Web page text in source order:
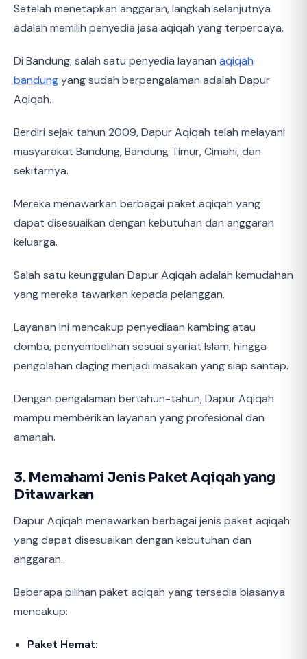
Setelah menetapkan anggaran, langkah selanjutnya
adalah memilih penyedia jasa aqiqah yang terpercaya.
Di Bandung, salah satu penyedia layanan aqiqah
bandungyang sudah berpengalaman adalah Dapur
Aqiqah.
Berdiri sejak tahun 2009, Dapur Aqiqah telah melayani
masyarakat Bandung, Bandung Timur, Cimahi, dan
sekitarnya.
Mereka menawarkan berbagai paket aqiqah yang
dapat disesuaikan dengan kebutuhan dan anggaran
keluarga.
Salah satu keunggulan Dapur Aqiqah adalah kemudahan
yang mereka tawarkan kepada pelanggan.
Layanan ini mencakup penyediaan kambing atau
domba, penyembelihan sesuai syariat Islam, hingga
pengolahan daging menjadi masakan yang siap santap.
Dengan pengalaman bertahun-tahun, Dapur Aqiqah
mampu memberikan layanan yang profesional dan
amanah.
3. Memahami Jenis Paket Aqiqah yang
Ditawarkan
Dapur Aqiqah menawarkan berbagai jenis paket aqiqah
yang dapat disesuaikan dengan kebutuhan dan
anggaran.
Beberapa pilihan paket aqiqah yang tersedia biasanya
mencakup:
Paket Hemat: